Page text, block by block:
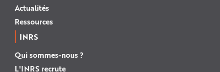
Actualités
Ressources
INRS
Qui sommes-nous ?
L'INRS recrute